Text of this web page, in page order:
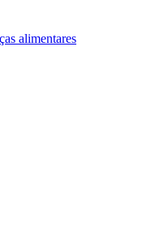
alimentares